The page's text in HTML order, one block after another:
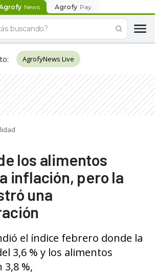
News Agrofy Pay
: AgrofyNews Live
los alimentos
inflación, pero la
una
el índice febrero donde la
3,6 % y los alimentos
%,